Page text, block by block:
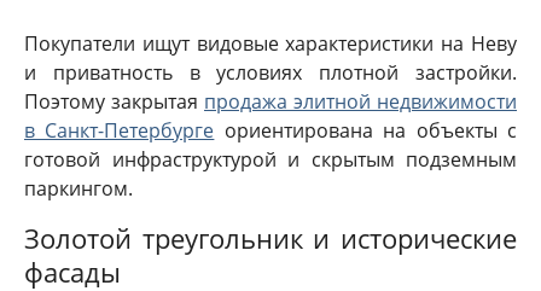
Покупатели ищут видовые характеристики на Неву
и приватность в условиях плотной застройки.
Поэтому закрытая продажа элитной недвижимости
в Санкт-Петербурге ориентирована на объекты с
готовой инфраструктурой и скрытым подземным
паркингом.
Золотой треугольник и исторические
фасады